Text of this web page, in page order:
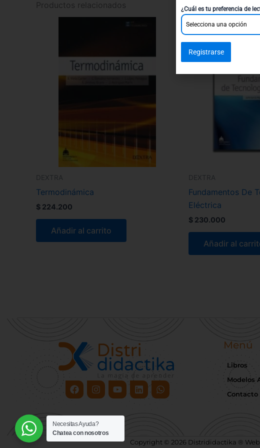
Productos relacionados
DEXTRA
Termodinámica
$ 224.200
Añadir al carrito
DEXTRA
Fundamentos De
Eléctrica
$ 230.000
Añadir al
FacebookInstagram
YoutubeLinkedinWhatsapp
Menú
Libros
Modelos
Contacto
Copyright © 2026 Distrididactika ® Web
Necesitas Ayuda?
Chatea con nosotros
¿Cuál es tu preferencia de
Selecciona una opción
Registrarse